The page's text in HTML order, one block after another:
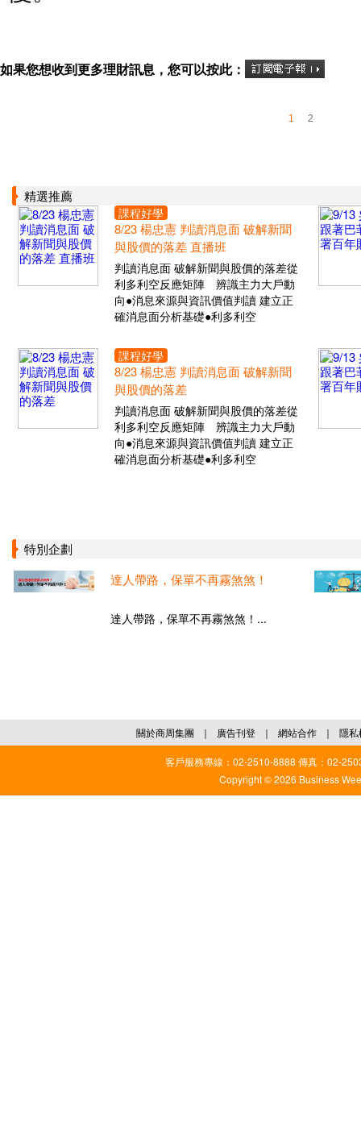
如果您想收到更多理財訊息，您可以按此：
1 2
精選推薦
課程好學
8/23 楊忠憲 判讀消息面 破解新聞
與股價的落差 直播班
判讀消息面 破解新聞與股價的落差從
利多利空反應矩陣 辨識主力大戶動
向●消息來源與資訊價值判讀 建立正
確消息面分析基礎●利多利空
課程好學
8/23 楊忠憲 判讀消息面 破解新聞
與股價的落差
判讀消息面 破解新聞與股價的落差從
利多利空反應矩陣 辨識主力大戶動
向●消息來源與資訊價值判讀 建立正
確消息面分析基礎●利多利空
特別企劃
達人帶路，保單不再霧煞煞！
達人帶路，保單不再霧煞煞！...
關於商周集團 ｜ 廣告刊登 ｜ 網站合作 ｜ 隱私
客戶服務專線：02-2510-8888 傳真：02-
Copyright © 2026 Business